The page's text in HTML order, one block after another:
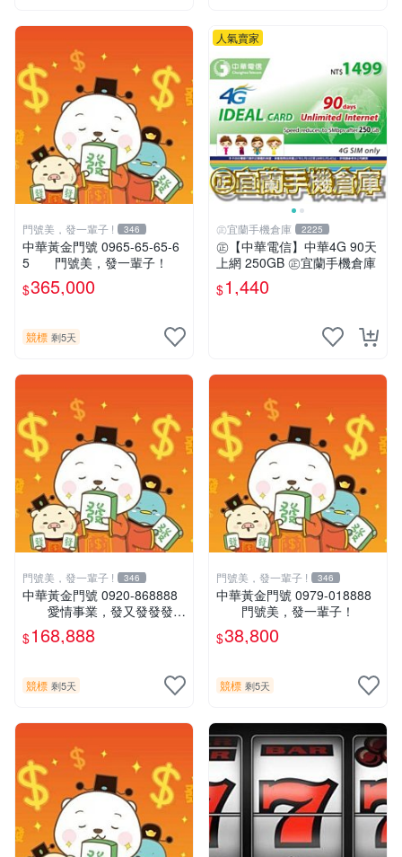
門號美，發一輩子 ! 346
中華黃金門號 0965-65-65-6
5 門號美，發一輩子！
$365,000
競標 剩5天
人氣賣家
㊣宜蘭手機倉庫 2225
㊣【中華電信】中華4G 90天
上網 250GB ㊣宜蘭手機倉庫
$1,440
門號美，發一輩子 ! 346
中華黃金門號 0920-868888
愛情事業，發又發發發
發！
$168,888
競標 剩5天
門號美，發一輩子 ! 346
中華黃金門號 0979-018888
門號美，發一輩子！
$38,800
競標 剩5天